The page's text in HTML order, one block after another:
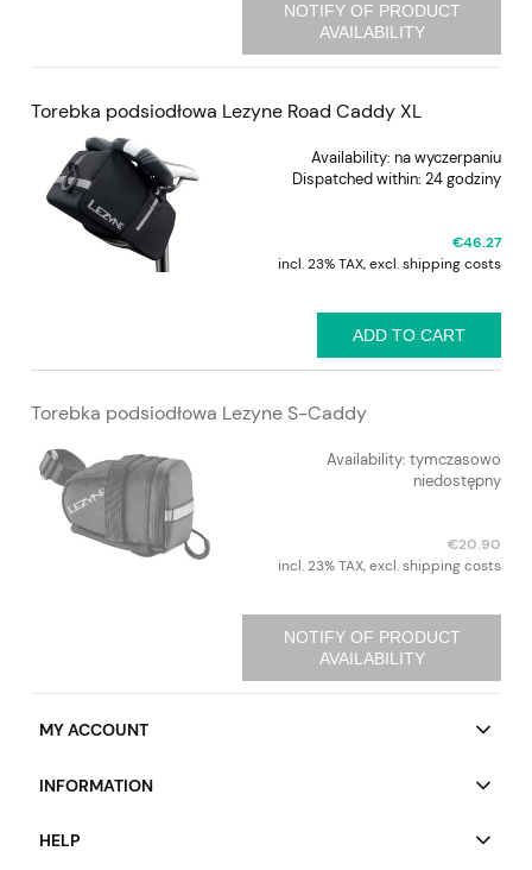
NOTIFY OF PRODUCT
AVAILABILITY
Torebka podsiodłowa Lezyne Road Caddy XL
Availability: na wyczerpaniu
Dispatched within: 24 godziny
€46.27
incl. 23% TAX, excl. shipping costs
ADD TO CART
Torebka podsiodłowa Lezyne S-Caddy
Availability: tymczasowo
niedostępny
€20.90
incl. 23% TAX, excl. shipping costs
NOTIFY OF PRODUCT
AVAILABILITY
MY ACCOUNT
INFORMATION
HELP